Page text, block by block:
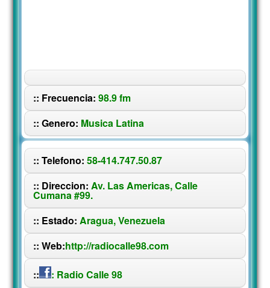
:: Frecuencia:98.9 fm
:: Genero: Musica Latina
:: Telefono:58-414.747.50.87
:: Direccion:Av. Las Americas, Calle
Cumana #99.
:: Estado:Aragua, Venezuela
:: Web:http://radiocalle98.com
:: : Radio Calle 98